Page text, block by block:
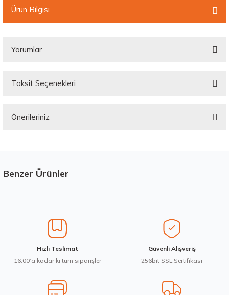
Ürün Bilgisi
Yorumlar
Taksit Seçenekleri
Önerileriniz
Görüş ve önerileriniz için teşekkür ederiz.
Ürün bilgilerinde hatalar bulunuyor.
Ürün fiyatı diğer sitelerden daha pahalı.
Bu ürüne benzer farklı alternatifler olmalı.
Benzer Ürünler
Waterfall 215/50R17 95W XL Unique UHP Yaz 2026
Hızlı Teslimat
16:00’a kadar ki tüm siparişler
Güvenli Alışveriş
256bit SSL Sertifikası